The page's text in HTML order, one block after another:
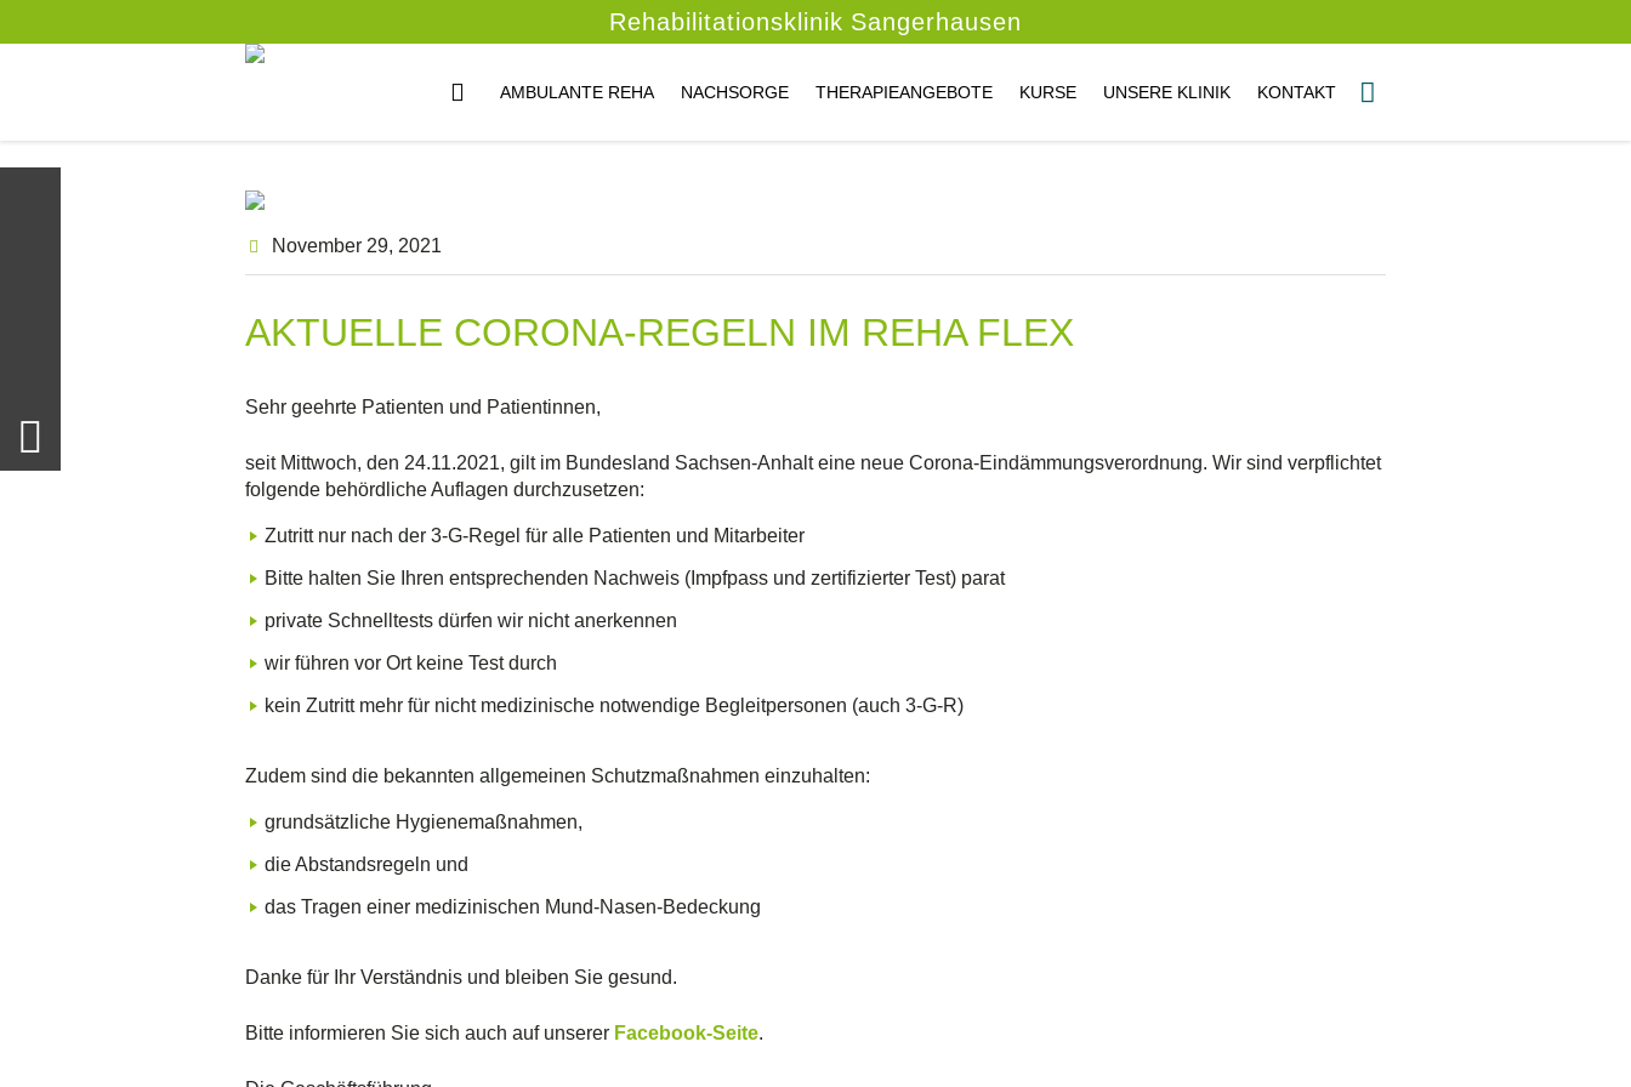
Rehabilitationsklinik Sangerhausen
AMBULANTE REHA NACHSORGE THERAPIEANGEBOTE KURSE UNSERE KLINIK KONTAKT
November 29, 2021
AKTUELLE CORONA-REGELN IM REHA FLEX
Sehr geehrte Patienten und Patientinnen,
seit Mittwoch, den 24.11.2021, gilt im Bundesland Sachsen-Anhalt eine neue Corona-Eindämmungsverordnung. Wir sind verpflichtet
folgende behördliche Auflagen durchzusetzen:
Zutritt nur nach der 3-G-Regel für alle Patienten und Mitarbeiter
Bitte halten Sie Ihren entsprechenden Nachweis (Impfpass und zertifizierter Test) parat
private Schnelltests dürfen wir nicht anerkennen
wir führen vor Ort keine Test durch
kein Zutritt mehr für nicht medizinische notwendige Begleitpersonen (auch 3-G-R)
Zudem sind die bekannten allgemeinen Schutzmaßnahmen einzuhalten:
grundsätzliche Hygienemaßnahmen,
die Abstandsregeln und
das Tragen einer medizinischen Mund-Nasen-Bedeckung
Danke für Ihr Verständnis und bleiben Sie gesund.
Bitte informieren Sie sich auch auf unserer Facebook-Seite.